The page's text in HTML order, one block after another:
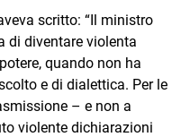
scritto: “Il ministro
di diventare violenta
quando non ha
e di dialettica. Per le
– e non a
violente dichiarazioni